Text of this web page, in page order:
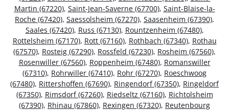
Martin (67220), Saint-Jean-Saverne (67700), Saint-Blaise-la-
Roche (67420), Saessolsheim (67270), Saasenheim (67390),
Saales (67420), Russ (67130), Rountzenheim (67480),
Rottelsheim (67170), Rott (67160), Rothbach (67340), Rothau
(67570), Rosteig (67290), Rossfeld (67230), Rosheim (67560),
Rosenwiller (67560), Roppenheim (67480), Romanswiller
(67310), Rohrwiller (67410), Rohr (67270), Roeschwoog
(67480), Rittershoffen (67690), Ringendorf (67350), Ringeldorf
(67350), Rimsdorf (67260), Riedseltz (67160), Richtolsheim
(67390), Rhinau (67860), Rexingen (67320), Reutenbourg